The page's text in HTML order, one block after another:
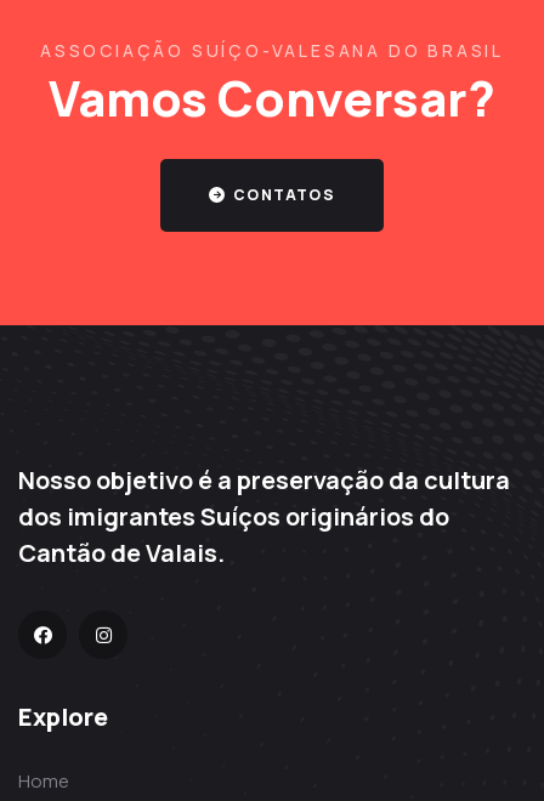
ASSOCIAÇÃO SUÍÇO-VALESANA DO BRASIL
Vamos Conversar?
CONTATOS
Nosso objetivo é a preservação da cultura
dos imigrantes Suíços originários do
Cantão de Valais.
Explore
Home